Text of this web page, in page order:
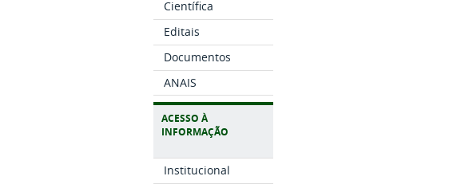
Científica
Editais
Documentos
ANAIS
ACESSO À
INFORMAÇÃO
Institucional